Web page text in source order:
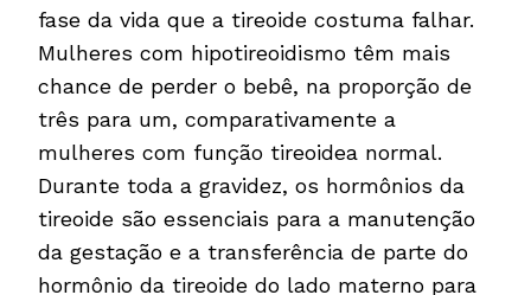
fase da vida que a tireoide costuma falhar.
Mulheres com hipotireoidismo têm mais
chance de perder o bebê, na proporção de
três para um, comparativamente a
mulheres com função tireoidea normal.
Durante toda a gravidez, os hormônios da
tireoide são essenciais para a manutenção
da gestação e a transferência de parte do
hormônio da tireoide do lado materno para